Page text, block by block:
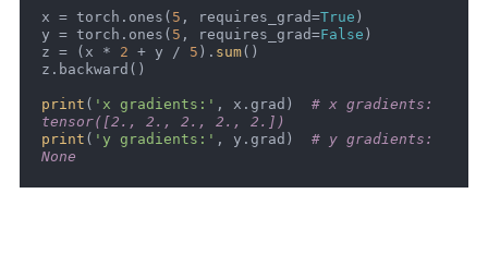
x = torch.ones( 5 , requires_grad=True )
y = torch.ones( 5 , requires_grad=False )
z = (x * 2 + y / 5 ). sum()
z.backward()
print ( 'x gradients:' , x.grad) # x gradients:
tensor([2., 2., 2., 2., 2.])
print ( 'y gradients:' , y.grad) # y gradients:
None